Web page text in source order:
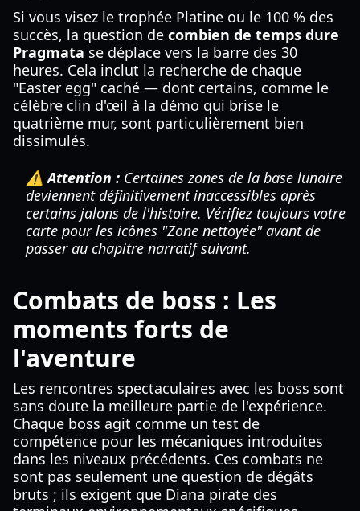
Si vous visez le trophée Platine ou le 100 % des
succès, la question de combien de temps dure
Pragmata se déplace vers la barre des 30
heures. Cela inclut la recherche de chaque
"Easter egg" caché — dont certains, comme le
célèbre clin d'œil à la démo qui brise le
quatrième mur, sont particulièrement bien
dissimulés.
⚠️ Attention : Certaines zones de la base lunaire
deviennent définitivement inaccessibles après
certains jalons de l'histoire. Vérifiez toujours votre
carte pour les icônes "Zone nettoyée" avant de
passer au chapitre narratif suivant.
Combats de boss : Les
moments forts de
l'aventure
Les rencontres spectaculaires avec les boss sont
sans doute la meilleure partie de l'expérience.
Chaque boss agit comme un test de
compétence pour les mécaniques introduites
dans les niveaux précédents. Ces combats ne
sont pas seulement une question de dégâts
bruts ; ils exigent que Diana pirate des